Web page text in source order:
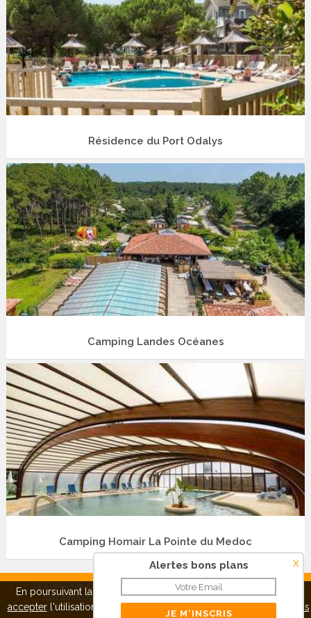
Alertes bons plans x
Résidence du Port Odalys
Camping Landes Océanes
Camping Homair La Pointe du Medoc
DESTINATION EXPRESS SAS - RCS Créteil 515 038 248 |
Tous les clubs vacances
| Mentions légales |
Qui sommes-
Confidentialité
En poursuivant la navigation sur ce site, vous pouvez
accepterl'utilisation de cookies pour mieux vous servir.
A propos